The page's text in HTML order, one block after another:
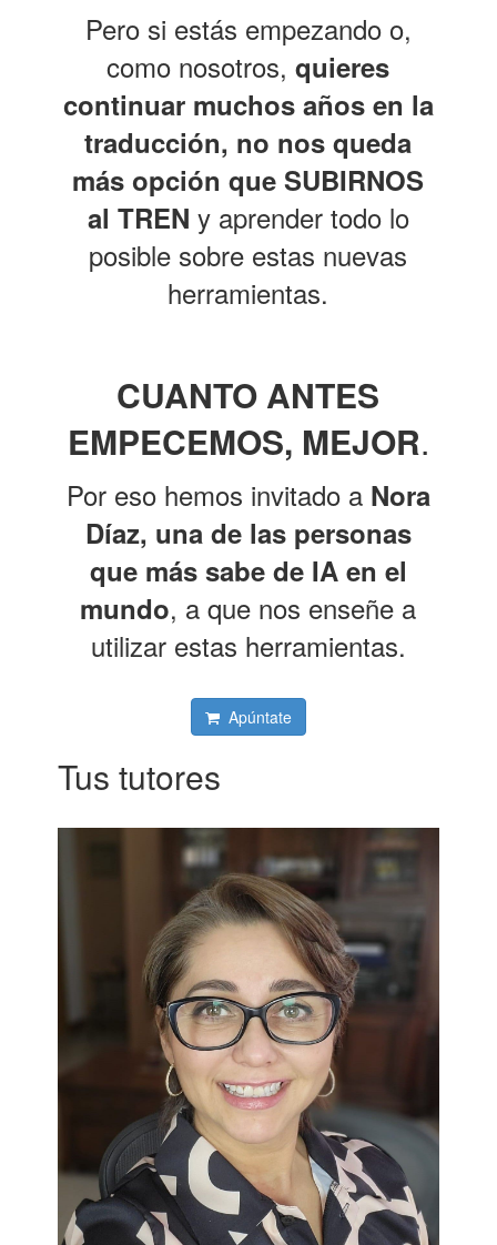
Pero si estás empezando o,
como nosotros,quieres
continuar muchos años en la
traducción, no nos queda
más opción que SUBIRNOS
al TREN y aprender todo lo
posible sobre estas nuevas
herramientas.
CUANTO ANTES
EMPECEMOS, MEJOR.
Por eso hemos invitado a Nora
Díaz, una de las personas
que más sabe de IA en el
mundo, a que nos enseñe a
utilizar estas herramientas.
Apúntate
Tus tutores